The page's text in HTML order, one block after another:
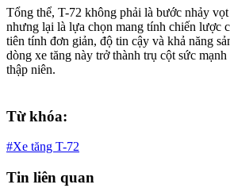
Tổng thể, T-72 không phải là bước nhảy
nhưng lại là lựa chọn mang tính chiến lược
tiên tính đơn giản, độ tin cậy và khả năng
dòng xe tăng này trở thành trụ cột sức
thập niên.
Từ khóa:
#Xe tăng T-72
Tin liên quan